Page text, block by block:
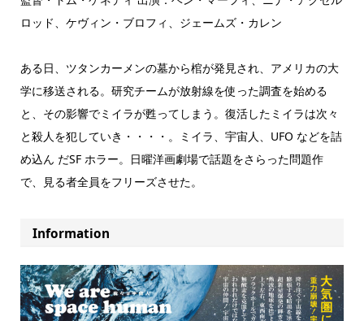
ロッド、ケヴィン・ブロフィ、ジェームズ・カレン
ある日、ツタンカーメンの墓から棺が発見され、アメリカの大
学に移送される。研究チームが放射線を使った調査を始める
と、その影響でミイラが甦ってしまう。復活したミイラは次々
と殺人を犯していき・・・・。ミイラ、宇宙人、UFO などを詰
め込ん だSF ホラー。日曜洋画劇場で話題をさらった問題作
で、見る者全員をフリーズさせた。
Information